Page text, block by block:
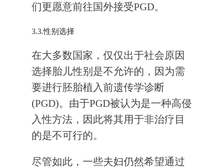
们更愿意前往国外接受PGD。
3.3.性别选择
在大多数国家，仅仅出于社会原因
选择胎儿性别是不允许的，因为需
要进行胚胎植入前遗传学诊断
(PGD)。由于PGD被认为是一种高侵
入性方法，因此将其用于非治疗目
的是不可行的。
尽管如此，一些夫妇仍然希望通过